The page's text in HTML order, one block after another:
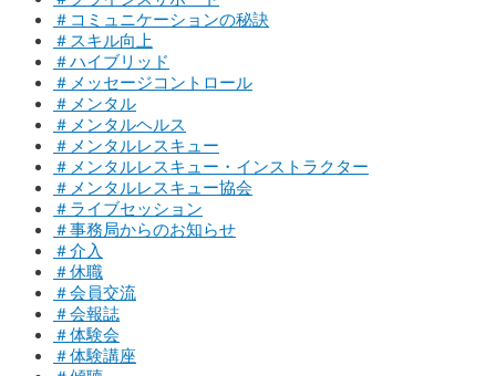
＃コミュニケーションの秘訣
＃スキル向上
＃ハイブリッド
＃メッセージコントロール
＃メンタル
＃メンタルヘルス
＃メンタルレスキュー
＃メンタルレスキュー・インストラクター
＃メンタルレスキュー協会
＃ライブセッション
＃事務局からのお知らせ
＃介入
＃休職
＃会員交流
＃会報誌
＃体験会
＃体験講座